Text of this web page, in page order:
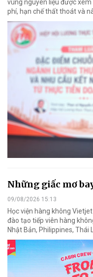
vùng nguyên liệu được
phí, hạn chế thất thoát và
Những giấc mơ
09/08/2026 15:13
Học viện hàng không
đào tạo tiếp viên hàng
Nhật Bản, Philippines, Thái